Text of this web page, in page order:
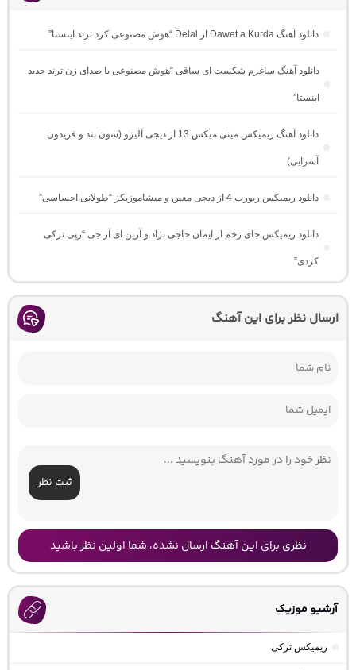
دانلود آهنگ Dawet a Kurda از Delal “هوش مصنوعی کرد ترند اینستا”
دانلود آهنگ ساغرم شکست ای ساقی “هوش مصنوعی با صدای زن ترند جدید
اینستا”
دانلود آهنگ ریمیکس مینی میکس 13 از دیجی آلیزو (سون بند و فریدون
آسرایی)
دانلود ریمیکس ریورب 4 از دیجی معین و میشاموزیکز “طولانی احساسی”
دانلود ریمیکس جای زخم از ایمان حاجی نژاد و آرین ای آر جی “رپی ترکی
کردی”
ارسال نظر برای این آهنگ
ثبت نظر
نظری برای این آهنگ ارسال نشده، شما اولین نظر باشید
آرشیو موزیک
ریمیکس ترکی